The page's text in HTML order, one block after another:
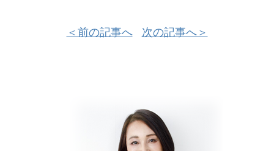
＜前の記事へ 次の記事へ＞